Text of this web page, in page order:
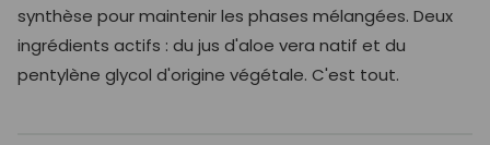
synthèse pour maintenir les phases mélangées. Deux
ingrédients actifs : du jus d'aloe vera natif et du
pentylène glycol d'origine végétale. C'est tout.